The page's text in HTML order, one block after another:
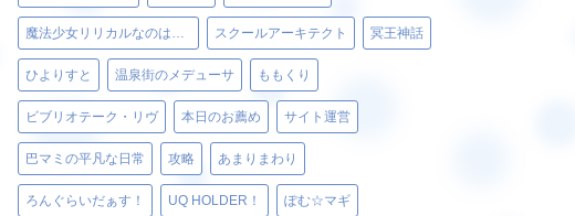
魔法少女リリカルなのはViVid スクールアーキテクト 冥王神話
ひよりすと 温泉街のメデューサ ももくり
ビブリオテーク・リヴ 本日のお薦め サイト運営
巴マミの平凡な日常 攻略 あまりまわり
ろんぐらいだぁす！ UQ HOLDER！ ぽむ☆マギ